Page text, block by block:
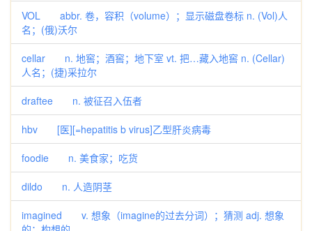
VOL abbr. 卷，容积（volume）；显示磁盘卷标 n. (Vol)人
名；(俄)沃尔
cellar n. 地窖；酒窖；地下室 vt. 把…藏入地窖 n. (Cellar)
人名；(捷)采拉尔
draftee n. 被征召入伍者
hbv [医][=hepatitis b virus]乙型肝炎病毒
foodie n. 美食家；吃货
dildo n. 人造阴茎
imagined v. 想象（imagine的过去分词）；猜测 adj. 想象